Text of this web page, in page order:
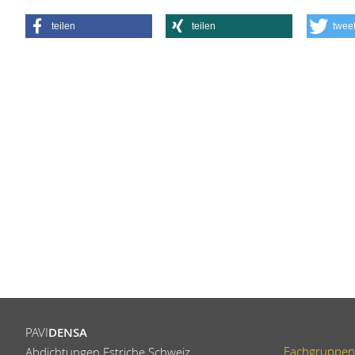
teilen teilen tweet
PAVIDENSA
Abdichtungen Estriche Schweiz Fachgruppen